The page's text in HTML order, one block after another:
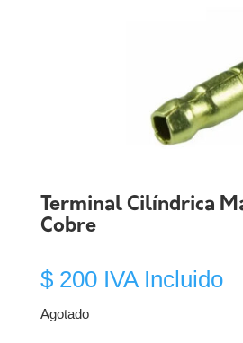
Terminal Cilíndrica
Cobre
$200 IVA Incluido
Agotado